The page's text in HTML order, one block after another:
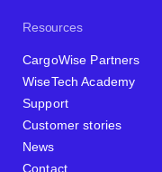
Resources
CargoWise Partners
WiseTech Academy
Support
Customer stories
News
Contact